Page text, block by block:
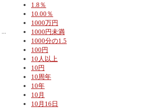
1.8％
10.00％
1000万円
1000円未満
1000分の1.5
100円
10人以上
10円
10周年
10年
10月
10月16日